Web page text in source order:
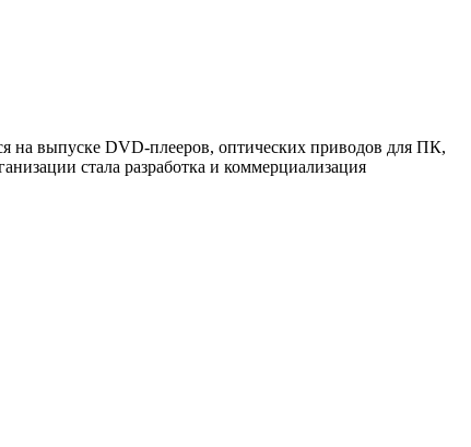
на выпуске DVD-плееров, оптических приводов для ПК,
стала разработка и коммерциализация